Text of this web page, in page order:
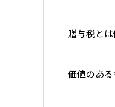
贈与税とは
価値のあ